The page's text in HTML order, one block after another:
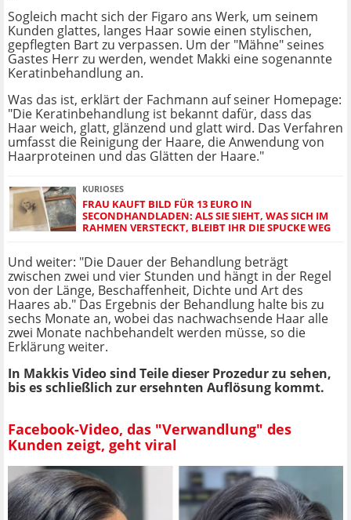
Sogleich macht sich der Figaro ans Werk, um seinem
Kunden glattes, langes Haar sowie einen stylischen,
gepflegten Bart zu verpassen. Um der "Mähne" seines
Gastes Herr zu werden, wendet Makki eine sogenannte
Keratinbehandlung an.
Was das ist, erklärt der Fachmann auf seiner Homepage:
"Die Keratinbehandlung ist bekannt dafür, dass das
Haar weich, glatt, glänzend und glatt wird. Das Verfahren
umfasst die Reinigung der Haare, die Anwendung von
Haarproteinen und das Glätten der Haare."
KURIOSES
FRAU KAUFT BILD FÜR 13 EURO IN
SECONDHANDLADEN: ALS SIE SIEHT, WAS SICH IM
RAHMEN VERSTECKT, BLEIBT IHR DIE SPUCKE WEG
Und weiter: "Die Dauer der Behandlung beträgt
zwischen zwei und vier Stunden und hängt in der Regel
von der Länge, Beschaffenheit, Dichte und Art des
Haares ab." Das Ergebnis der Behandlung halte bis zu
sechs Monate an, wobei das nachwachsende Haar alle
zwei Monate nachbehandelt werden müsse, so die
Erklärung weiter.
In Makkis Video sind Teile dieser Prozedur zu sehen,
bis es schließlich zur ersehnten Auflösung kommt.
Facebook-Video, das "Verwandlung" des
Kunden zeigt, geht viral